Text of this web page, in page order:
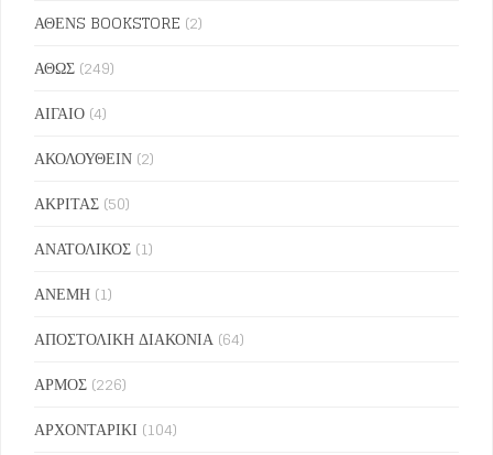
ΑΘΕΝS BOOKSTORE (2)
ΑΘΩΣ (249)
ΑΙΓΑΙΟ (4)
ΑΚΟΛΟΥΘΕΙΝ (2)
ΑΚΡΙΤΑΣ (50)
ΑΝΑΤΟΛΙΚΟΣ (1)
ΑΝΕΜΗ (1)
ΑΠΟΣΤΟΛΙΚΗ ΔΙΑΚΟΝΙΑ (64)
ΑΡΜΟΣ (226)
ΑΡΧΟΝΤΑΡΙΚΙ (104)